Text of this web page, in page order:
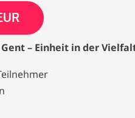
– Einheit in der